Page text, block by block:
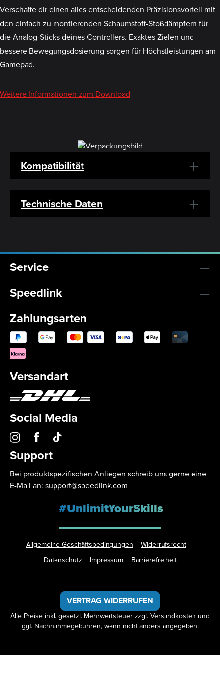
Verschaffe dir einen alles entscheidenden Präzisionsvorteil mit
den einfach zu montierenden Schaumstoff-Stoßdämpfern für
die Analog-Sticks deines Controllers. Exaktes Zielen und
bessere Bewegungsdosierung sorgen für Höchstleistungen am
Gamepad.
Weitere Informationen zum Download
Kompatibilität
Technische Daten
Service
Speedlink
Zahlungsarten
Versandart
Social Media
Support
Bei produktspezifischen Anliegen schreib uns gerne eine
E-Mail an: support@speedlink.com
#UnlimitYourSkills
Allgemeine Geschäftsbedingungen
Widerrufsrecht
Datenschutz
Impressum Barrierefreiheit
VERTRAG WIDERRUFEN
Alle Preise inkl. gesetzl. Mehrwertsteuer zzgl.Versandkosten und
ggf. Nachnahmegebühren, wenn nicht anders angegeben.